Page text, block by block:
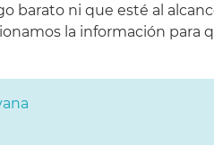
barato ni que esté al
la información para